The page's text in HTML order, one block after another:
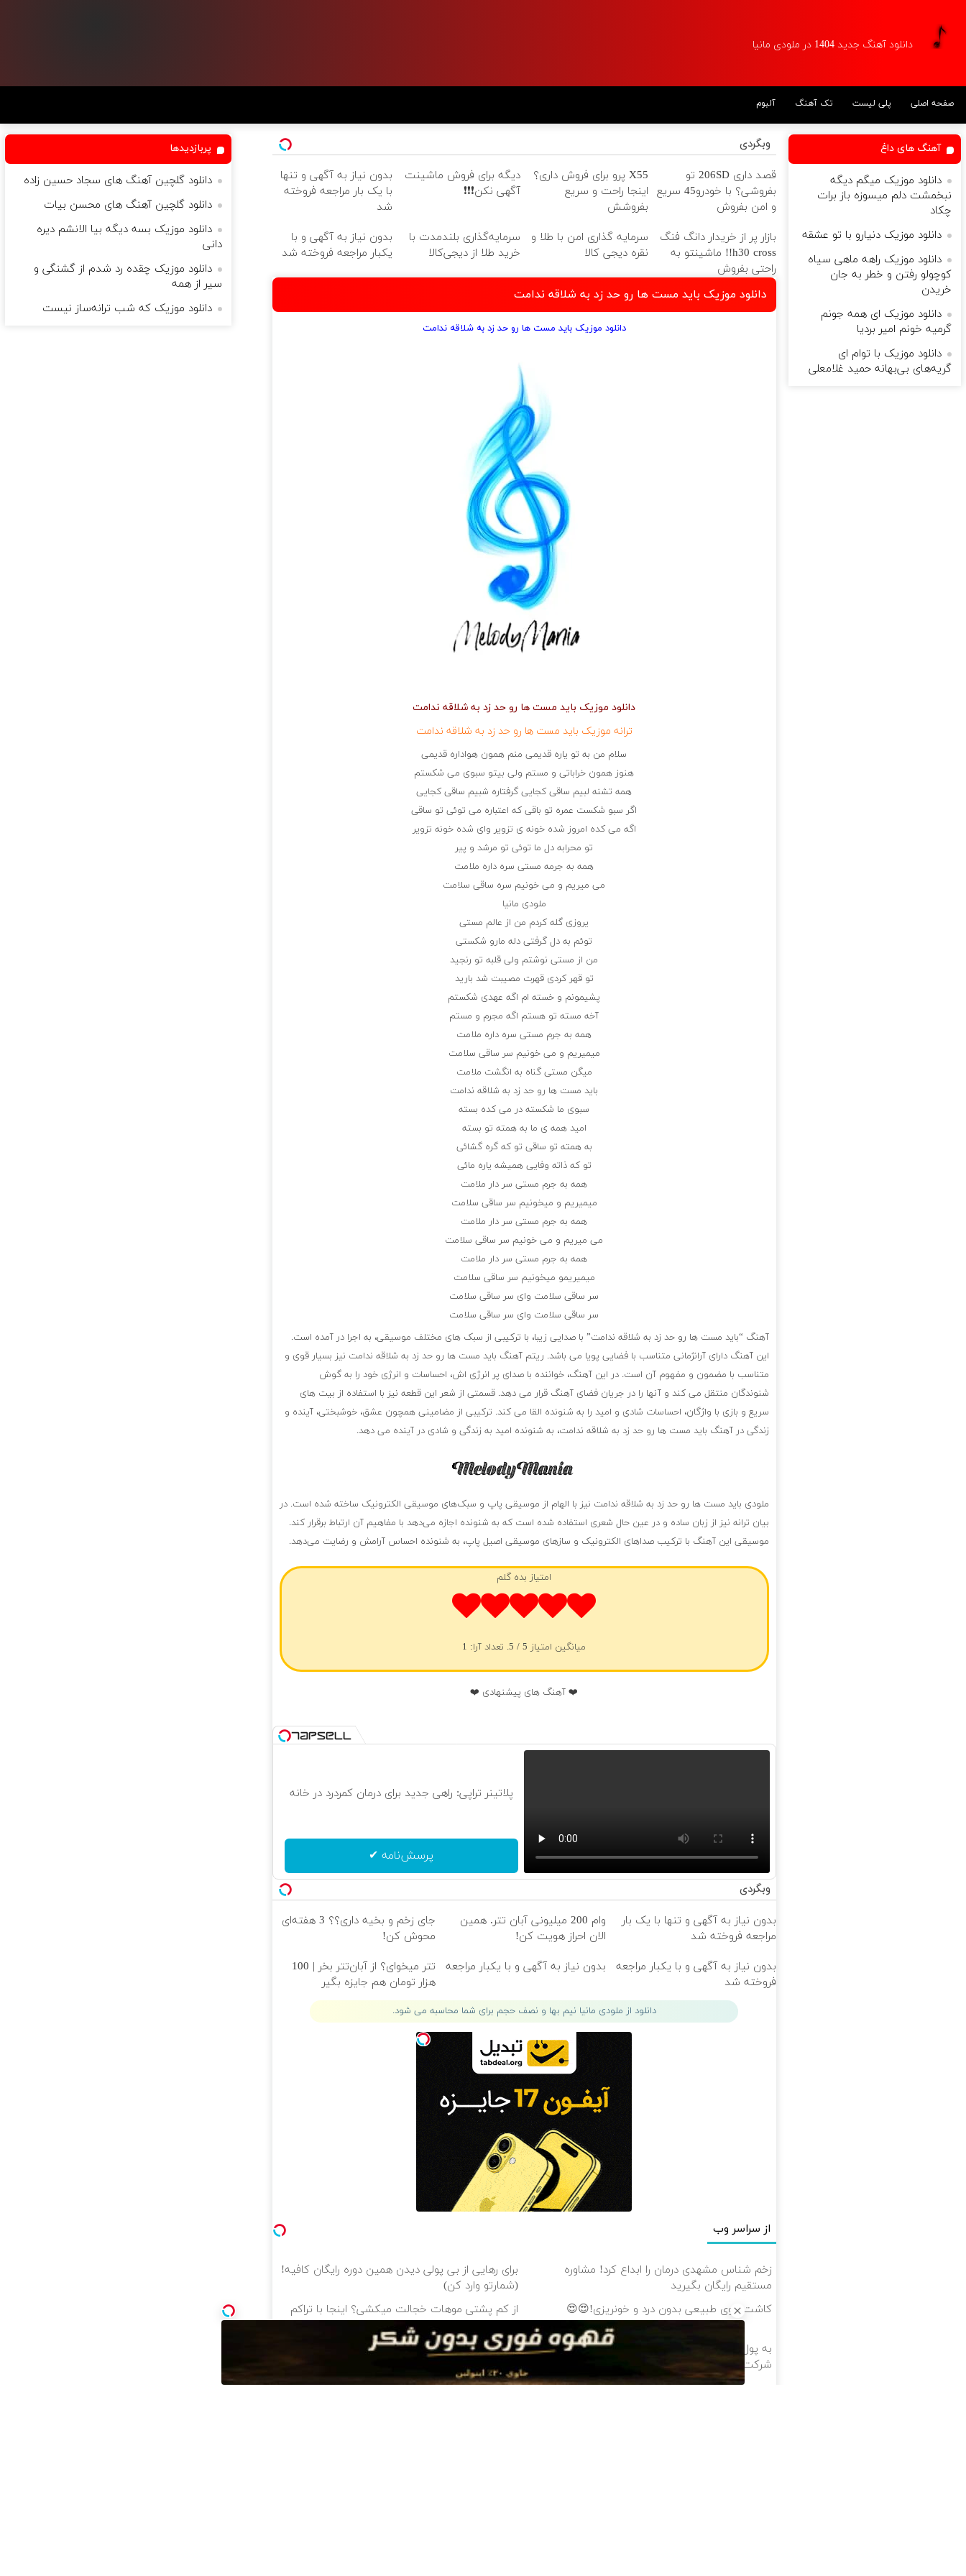
دانلود آهنگ جدید 1404 در ملودی مانیا
صفحه اصلی پلی لیست تک آهنگ آلبوم
وبگردی
قصد داری 206SD تو
بفروشی؟ با خودرو45 سریع
و امن بفروش
X55 پرو برای فروش داری؟
اینجا راحت و سریع
بفروشش
دیگه برای فروش ماشینت
آگهی نکن❗❗❗
بدون نیاز به آگهی و تنها
با یک بار مراجعه فروخته
شد
بازار پر از خریدار دانگ فنگ
h30 cross!! ماشینتو به
راحتی بفروش
سرمایه گذاری امن با طلا و
نقره دیجی کالا
سرمایه‌گذاری بلندمدت با
خرید طلا از دیجی‌کالا
بدون نیاز به آگهی و با
یکبار مراجعه فروخته شد
دانلود موزیک باید مست ها رو حد زد به شلاقه ندامت
دانلود موزیک باید مست ها رو حد زد به شلاقه ندامت
دانلود موزیک باید مست ها رو حد زد به شلاقه ندامت
ترانه موزیک باید مست ها رو حد زد به شلاقه ندامت
سلام من به تو یاره قدیمی منم همون هواداره قدیمی
هنوز همون خراباتی و مستم ولی بیتو سبوی می شکستم
همه تشنه لبیم ساقی کجایی گرفتاره شبیم ساقی کجایی
اگر سبو شکست عمره تو باقی که اعتباره می توئی تو ساقی
اگه می کده امروز شده خونه ی تزویر وای شده خونه تزویر
تو محرابه دل ما توئی تو مرشد و پیر
همه به جرمه مستی سره داره ملامت
می میریم و می خونیم سره ساقی سلامت
ملودی مانیا
یروزی گله کردم من از عالم مستی
توئم به دل گرفتی دله مارو شکستی
من از مستی نوشتم ولی قلبه تو رنجید
تو قهر کردی قهرت مصیبت شد بارید
پشیمونم و خسته ام اگه عهدی شکستم
آخه مسته تو هستم اگه مجرم و مستم
همه به جرم مستی سره داره ملامت
میمیریم و می خونیم سر ساقی سلامت
میگن مستی گناه به انگشت ملامت
باید مست ها رو حد زد به شلاقه ندامت
سبوی ما شکسته در می کده بسته
امید همه ی ما به همته تو بسته
به همته تو ساقی تو که گره گشائی
تو که ذاته وفایی همیشه یاره مائی
همه به جرم مستی سر دار ملامت
میمیریم و میخونیم سر ساقی سلامت
همه به جرم مستی سر دار ملامت
می میریم و می خونیم سر ساقی سلامت
همه به جرم مستی سر دار ملامت
میمیریمو میخونیم سر ساقی سلامت
سر ساقی سلامت وای سر ساقی سلامت
سر ساقی سلامت وای سر ساقی سلامت
آهنگ “باید مست ها رو حد زد به شلاقه ندامت” با صدایی زیبا، با ترکیبی از سبک های مختلف موسیقی، به اجرا در آمده است.
این آهنگ دارای آرانژمانی متناسب با فضایی پویا می باشد. ریتم آهنگ باید مست ها رو حد زد به شلاقه ندامت نیز بسیار قوی و
متناسب با مضمون و مفهوم آن است. در این آهنگ، خواننده با صدای پر انرژی اش، احساسات و انرژی خود را به گوش
شنوندگان منتقل می کند و آنها را در جریان فضای آهنگ قرار می دهد. قسمتی از شعر این قطعه نیز با استفاده از بیت های
سریع و بازی با واژگان، احساسات شادی و امید را به شنونده القا می کند. ترکیبی از مضامینی همچون عشق، خوشبختی، آینده و
زندگی در آهنگ باید مست ها رو حد زد به شلاقه ندامت، به شنونده امید به زندگی و شادی در آینده می دهد.
ملودی باید مست ها رو حد زد به شلاقه ندامت نیز با الهام از موسیقی پاپ و سبک‌های موسیقی الکترونیک ساخته شده است. در
بیان ترانه نیز از زبان ساده و در عین حال شعری استفاده شده است که به شنونده اجازه می‌دهد با مفاهیم آن ارتباط برقرار کند.
موسیقی این آهنگ با ترکیب صداهای الکترونیک و سازهای موسیقی اصیل پاپ، به شنونده احساس آرامش و رضایت می‌دهد.
امتیاز بده گلم
میانگین امتیاز 5/ 5. تعداد آرا: 1
❤️ آهنگ های پیشنهادی ❤️
پلاتینر تراپی: راهی جدید برای درمان کمردرد در خانه
پرسش‌نامه ✔
وبگردی
بدون نیاز به آگهی و تنها با یک بار
مراجعه فروخته شد
وام 200 میلیونی آبان تتر. همین
الان احراز هویت کن!
جای زخم و بخیه داری؟؟ 3 هفته‌ای
محوش کن!
بدون نیاز به آگهی و با یکبار مراجعه
فروخته شد
بدون نیاز به آگهی و با یکبار مراجعه
تتر میخوای؟ از آبان‌تتر بخر | 100
هزار تومان هم جایزه بگیر
دانلود از ملودی مانیا نیم بها و نصف حجم برای شما محاسبه می شود.
از سراسر وب
زخم شناس مشهدی درمان را ابداع کرد! مشاوره
مستقیم رایگان بگیرید
برای رهایی از بی پولی دیدن همین دوره رایگان کافیه!
(شمارتو وارد کن)
کاشت موی طبیعی بدون درد و خونریزی!😍😍
از کم پشتی موهات خجالت میکشی؟ اینجا با تراکم
بالا بکار
به پول نیاز داری؟ همین الان این دوره رایگان رو
شرکت کن تا دیر نشده!
دوربین مداربسته 360 درجه | نصب آسان و راحت
آهنگ های داغ
دانلود موزیک میگم دیگه
نبخمشت دلم میسوزه باز برات
چکاد
دانلود موزیک دنیارو با تو عشقه
دانلود موزیک راهه ماهی سیاه
کوچولو رفتن و خطر به جان
خریدن
دانلود موزیک ای همه جونم
گرمیه خونم امیر بردیا
دانلود موزیک با توام ای
گریه‌های بی‌بهانه حمید غلامعلی
پربازدیدها
دانلود گلچین آهنگ های سجاد حسین زاده
دانلود گلچین آهنگ های محسن بیات
دانلود موزیک بسه دیگه بیا الانشم دیره
دانی
دانلود موزیک چقده رد شدم از گشنگی و
سیر از همه
دانلود موزیک که شب ترانه‌ساز نیست